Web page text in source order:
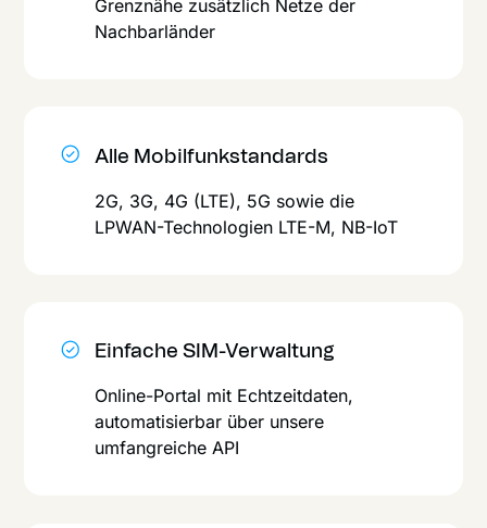
Grenznähe zusätzlich Netze der
Nachbarländer
Alle Mobilfunkstandards
2G, 3G, 4G (LTE), 5G sowie die
LPWAN-Technologien LTE-M, NB-IoT
Einfache SIM-Verwaltung
Online-Portal mit Echtzeitdaten,
automati­sierbar über unsere
umfangreiche API